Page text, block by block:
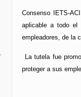
Consenso IETS-
aplicable a todo el
empleadores, de la
La tutela fue
proteger a sus